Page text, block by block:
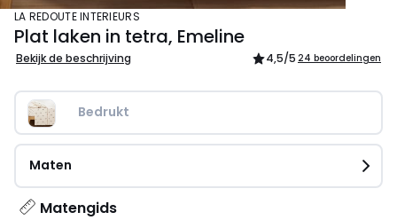
LA REDOUTE INTERIEURS
Plat laken in tetra, Emeline
Bekijk de beschrijving 4,5/5 24 beoordelingen
Bedrukt
Maten
Matengids